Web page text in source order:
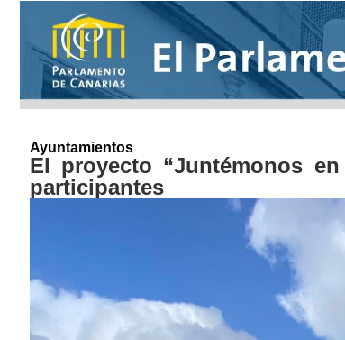
Ayuntamientos
El proyecto “Juntémonos
participantes